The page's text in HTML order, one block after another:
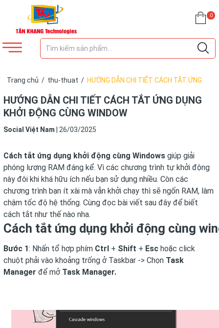
0
Trang chủ / thu-thuat / HƯỚNG DẪN CHI TIẾT CÁCH TẮT ỨNG
HƯỚNG DẪN CHI TIẾT CÁCH TẮT ỨNG DỤNG
KHỞI ĐỘNG CÙNG WINDOW
Social Việt Nam 26/03/2025
Cách tắt ứng dụng khởi động cùng Windows giúp giải
phóng lượng RAM đáng kể. Vì các chương trình tự khởi động
này đôi khi khá hữu ích nếu bạn sử dụng nhiều. Còn các
chương trình bạn ít xài mà vẫn khởi chạy thì sẽ ngốn RAM, làm
chậm tốc độ hệ thống. Cùng đọc bài viết sau đây để biết
cách tắt như thế nào nha.
Cách tắt ứng dụng khởi động cùng
Bước 1: Nhấn tổ hợp phím Ctrl + Shift + Esc hoặc click
chuột phải vào khoảng trống ở Taskbar -> Chọn Task
Manager để mở Task Manager.